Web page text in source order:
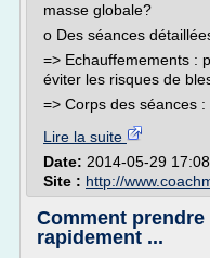
masse globale?
o Des séances
=> Echauffemements :
éviter les risques de
=> Corps des séances :
Lire la suite
Date: 2014-05-29
Site : http://
Comment
rapidement ...